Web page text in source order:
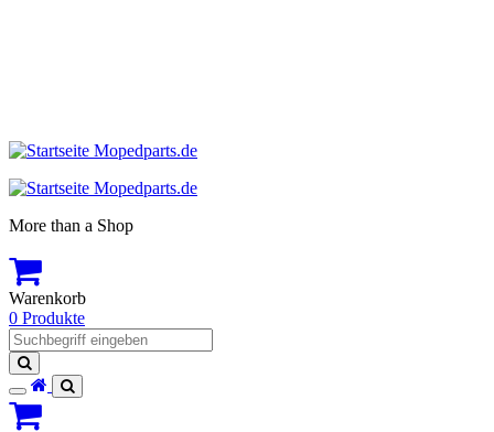
More than a Shop
Warenkorb
0 Produkte
Suchen
Toggle
navigation